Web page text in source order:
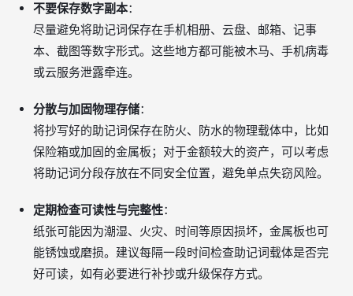
不要保存数字副本：
尽量避免将助记词保存在手机相册、云盘、邮箱、记事
本、截图等数字形式。这些地方都可能被木马、手机病毒
或云服务泄露牵连。
分散与加固物理存储：
将抄写好的助记词保存在防火、防水的物理载体中，比如
保险箱或加固的金属板；对于金额较大的资产，可以考虑
将助记词分段存放在不同安全位置，避免单点失窃风险。
定期检查可读性与完整性：
纸张可能因为潮湿、火灾、时间等原因损坏，金属板也可
能锈蚀或磨损。建议每隔一段时间检查助记词载体是否完
好可读，如有必要进行补抄或升级保存方式。